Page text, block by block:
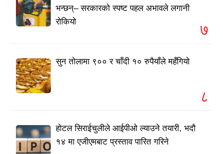
भन्छन्– सरकारको स्पष्ट पहल अभावले लगानी
रोकियो
७
सुन तोलामा ९०० र चाँदी १० रुपैयाँले महँगियो
८
होटल सिराईचुलीले आईपीओ ल्याउने तयारी, भदौ
१४ मा एजीएमबाट प्रस्ताव पारित गरिने